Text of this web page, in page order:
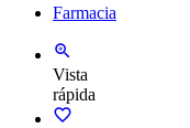
Farmacia
Vista
rápida